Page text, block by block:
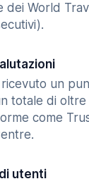
dei World
un
totale di oltre
come
utenti